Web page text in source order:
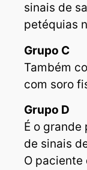
sinais de
petéquias
Grupo C
Também
com soro
Grupo D
É o
de sinais
O